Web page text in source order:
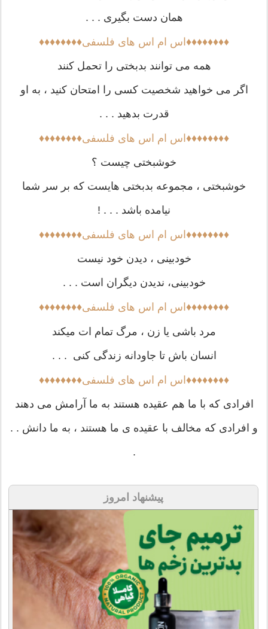
همان دست بگیری . . .
♦♦♦♦♦♦♦♦اس ام اس های فلسفی♦♦♦♦♦♦♦♦
همه می توانند بدبختی را تحمل کنند
اگر می خواهید شخصیت کسی را امتحان کنید ، به او
قدرت بدهید . . .
♦♦♦♦♦♦♦♦اس ام اس های فلسفی♦♦♦♦♦♦♦♦
خوشبختی چیست ؟
خوشبختی ، مجموعه بدبختی هایست که بر سر شما
نیامده باشد . . . !
♦♦♦♦♦♦♦♦اس ام اس های فلسفی♦♦♦♦♦♦♦♦
خودبینی ، دیدن خود نیست
خودبینی، ندیدن دیگران است . . .
♦♦♦♦♦♦♦♦اس ام اس های فلسفی♦♦♦♦♦♦♦♦
مرد باشی یا زن ، مرگ تمام ات میکند
انسان باش تا جاودانه زندگی کنی . . .
♦♦♦♦♦♦♦♦اس ام اس های فلسفی♦♦♦♦♦♦♦♦
افرادی که با ما هم عقیده هستند به ما آرامش می دهند
و افرادی که مخالف با عقیده ی ما هستند ، به ما دانش . .
.
پیشنهاد امروز